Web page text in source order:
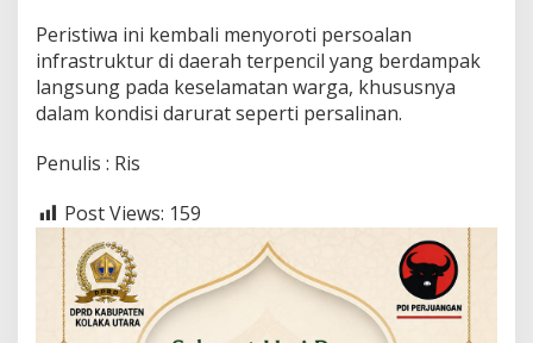
Peristiwa ini kembali menyoroti persoalan
infrastruktur di daerah terpencil yang berdampak
langsung pada keselamatan warga, khususnya
dalam kondisi darurat seperti persalinan.
Penulis : Ris
Post Views: 159